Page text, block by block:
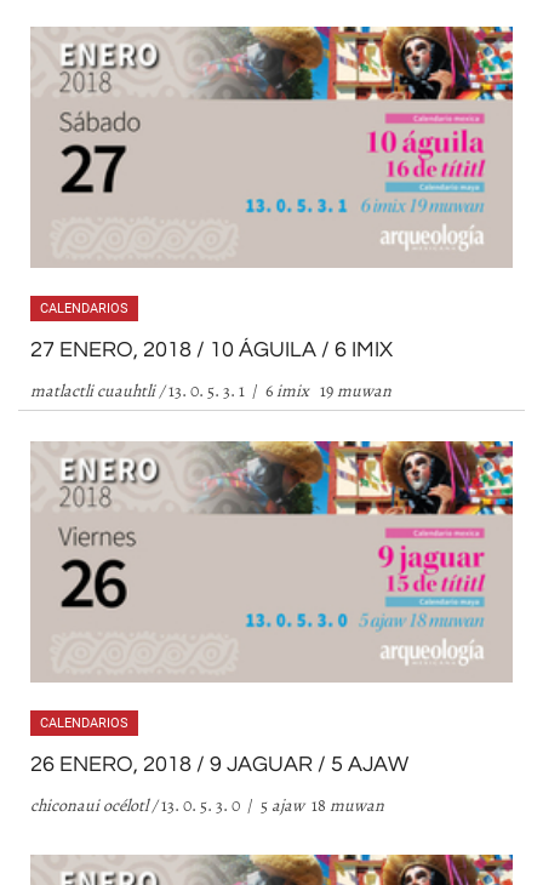
CALENDARIOS
27 ENERO, 2018 / 10 ÁGUILA / 6 IMIX
matlactli cuauhtli /13. 0. 5. 3. 1 / 6imix19muwan
CALENDARIOS
26 ENERO, 2018 / 9 JAGUAR / 5 AJAW
chiconaui océlotl /13. 0. 5. 3. 0 / 5 ajaw 18 muwan